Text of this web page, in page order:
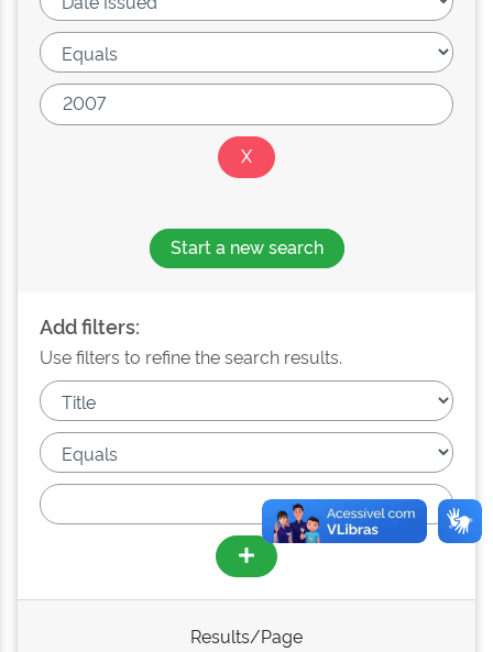
Start a new search
Add filters:
Use filters to refine the search results.
Results/Page